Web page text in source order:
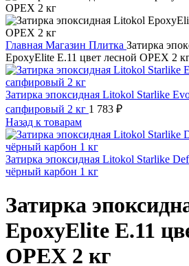
Главная Магазин Плитка Затирка
EpoxyElite E.11 цвет лесной ОРЕХ 2
Затирка эпоксидная Litokol Starlike
сапфировый 2 кг 1 783 ₽
Назад к товарам
Затирка эпоксидная Litokol Starlike
чёрный карбон 1 кг
Затирка
EpoxyElite E.11
ОРЕХ 2 кг